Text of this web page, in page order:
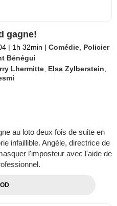
gagne!
| 1h 32min | Comédie, Policier
Bénégui
Lhermitte, Elsa Zylberstein,
au loto deux fois de suite en
infaillible. Angèle, directrice de
l'imposteur avec l'aide de